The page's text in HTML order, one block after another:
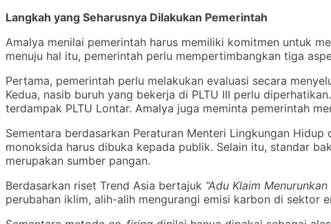
Langkah yang Seharusnya Dilakukan Pemerintah
Amalya menilai pemerintah harus memiliki komitmen untuk
menuju hal itu, pemerintah perlu mempertimbangkan tiga
Pertama, pemerintah perlu melakukan evaluasi secara
Kedua, nasib buruh yang bekerja di PLTU III perlu
terdampak PLTU Lontar. Amalya juga meminta pemerintah
Sementara berdasarkan Peraturan Menteri Lingkungan
monoksida harus dibuka kepada publik. Selain itu, standar
merupakan sumber pangan.
Berdasarkan riset Trend Asia bertajuk “Adu Klaim Menurunkan
perubahan iklim, alih-alih mengurangi emisi karbon di sektor